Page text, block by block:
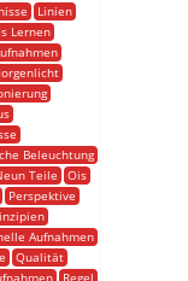
Linien
Lernen
Beleuchtung
Teile
Ois
Perspektive
Aufnahmen
Qualität
Regel